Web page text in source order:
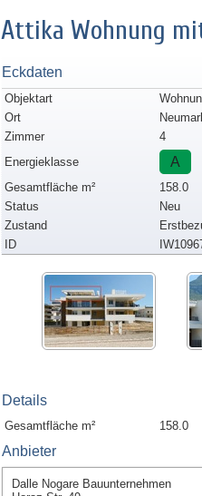
Attika Wohnung
Eckdaten
Objektart
Ort
Zimmer
4
Energieklasse
A
Gesamtfläche m²
158.0
Status
Neu
Zustand
ID
Details
Gesamtfläche m² 158.0
Anbieter
Dalle Nogare Bauunternehmen